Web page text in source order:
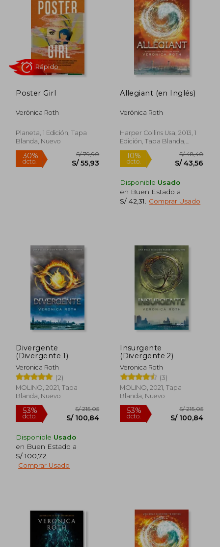
Poster Girl
Verónica Roth
Planeta, 1 Edición, Tapa
Blanda, Nuevo
Allegiant (en Inglés)
Verónica Roth
Harper Collins Usa, 2013, 1
Edición, Tapa Blanda,
Nuevo
Disponible Usado
en Buen Estado a
S/ 42,31
Comprar Usado
Divergente
(Divergente 1)
Veronica Roth
(2)
MOLINO, 2021, Tapa
Blanda, Nuevo
dcto. S/ 100,84
Disponible Usado
en Buen Estado a
S/ 100,72
Comprar Usado
Insurgente
(Divergente 2)
Veronica Roth
(3)
MOLINO, 2021, Tapa
Blanda, Nuevo
dcto. S/